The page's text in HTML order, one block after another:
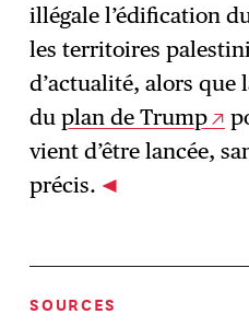
illégale l’édification
les territoires
d’actualité, alors que
duplan de Trump
vient d’être lancée,
précis.
SOURCES